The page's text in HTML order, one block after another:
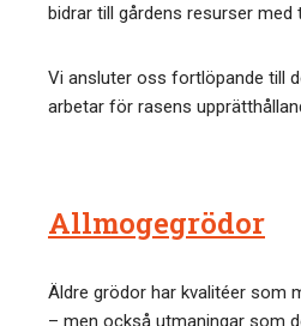
bidrar till gårdens resurser med
Vi ansluter oss fortlöpande till
arbetar för rasens
Allmogegrödor
Äldre grödor har kvalitéer som
– men också utmaningar som